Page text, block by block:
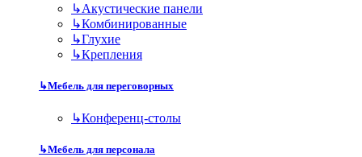
↳Акустические панели
↳Комбинированные
↳Глухие
↳Крепления
↳Мебель для переговорных
↳Конференц-столы
↳Мебель для персонала